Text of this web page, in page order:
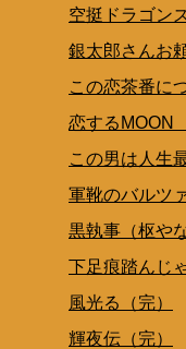
空挺ドラゴン
銀太郎さんお
この恋茶番に
恋する
この男は人生
軍靴のバルツ
黒執事（枢やな
下足痕踏んじ
風光る（完）
輝夜伝（完）